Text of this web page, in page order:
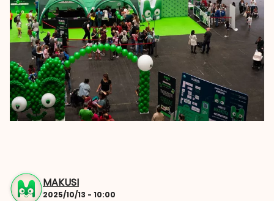
MAKUSI
2025/10/13 - 10:00